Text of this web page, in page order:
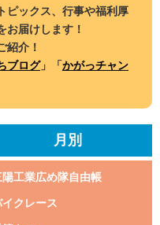
ピックス、行事や福利厚
お届けします！
紹介！
ブログ」「かがっチャン
月別
陽工業広め隊自由帳
イクレース